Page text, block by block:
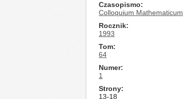
Czasopismo
Colloquium Mathematicum
Rocznik
1993
Tom
64
Numer
1
Strony
13-18